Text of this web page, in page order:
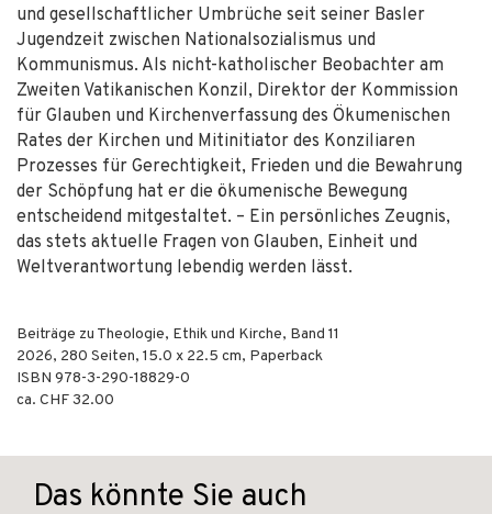
und gesellschaftlicher Umbrüche seit seiner Basler
Jugendzeit zwischen Nationalsozialismus und
Kommunismus. Als nicht-katholischer Beobachter am
Zweiten Vatikanischen Konzil, Direktor der Kommission
für Glauben und Kirchenverfassung des Ökumenischen
Rates der Kirchen und Mitinitiator des Konziliaren
Prozesses für Gerechtigkeit, Frieden und die Bewahrung
der Schöpfung hat er die ökumenische Bewegung
entscheidend mitgestaltet. – Ein persönliches Zeugnis,
das stets aktuelle Fragen von Glauben, Einheit und
Weltverantwortung lebendig werden lässt.
Beiträge zu Theologie, Ethik und Kirche, Band 11
2026, 280 Seiten, 15.0 x 22.5 cm, Paperback
ISBN 978-3-290-18829-0
ca. CHF 32.00
Das könnte Sie auch